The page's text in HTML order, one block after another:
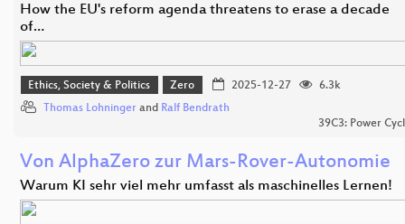
How the EU's reform agenda threatens to erase a decade
of…
Ethics, Society & Politics Zero 2025-12-27
6.3k
Thomas Lohninger and Ralf Bendrath
39C3: Power
Von AlphaZero zur Mars-Rover-Autonomie
Warum KI sehr viel mehr umfasst als maschinelles Lernen!